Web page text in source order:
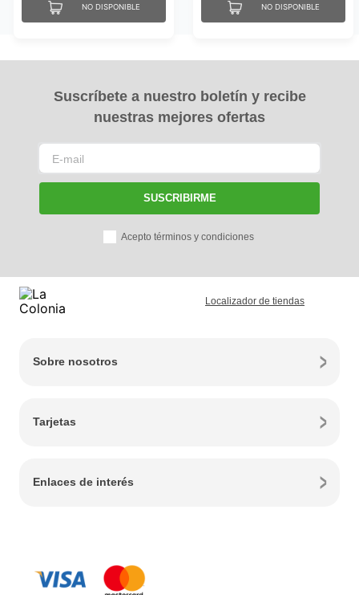
NO DISPONIBLE NO DISPONIBLE
Suscríbete a nuestro boletín y recibe
nuestras mejores ofertas
SUSCRIBIRME
Acepto términos y condiciones
Localizador de tiendas
Sobre nosotros
Tarjetas
Enlaces de interés